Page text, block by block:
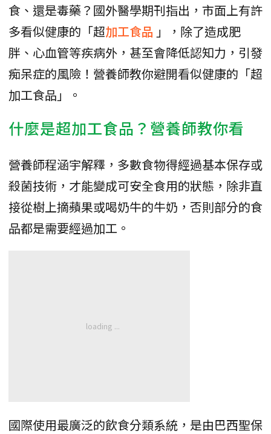
食、還是毒藥？國外醫學期刊指出，市面上有許
多看似健康的「超加工食品 」，除了造成肥
胖、心血管等疾病外，甚至會降低認知力，引發
痴呆症的風險！營養師教你避開看似健康的「超
加工食品」。
什麼是超加工食品？營養師教你看
營養師程涵宇解釋，多數食物得經過基本保存或
殺菌技術，才能變成可安全食用的狀態，除非直
接從樹上摘蘋果或喝奶牛的牛奶，否則部分的食
品都是需要經過加工。
國際使用最廣泛的飲食分類系統，是由巴西聖保